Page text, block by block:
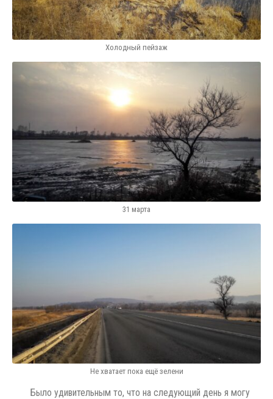
Холодный пейзаж
31 марта
Не хватает пока ещё зелени
Было удивительным то, что на следующий день я могу